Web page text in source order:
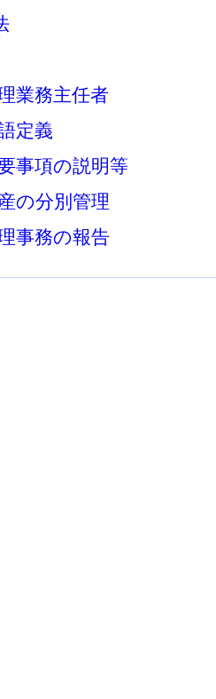
業務主任者
定義
事項の説明等
の分別管理
事務の報告